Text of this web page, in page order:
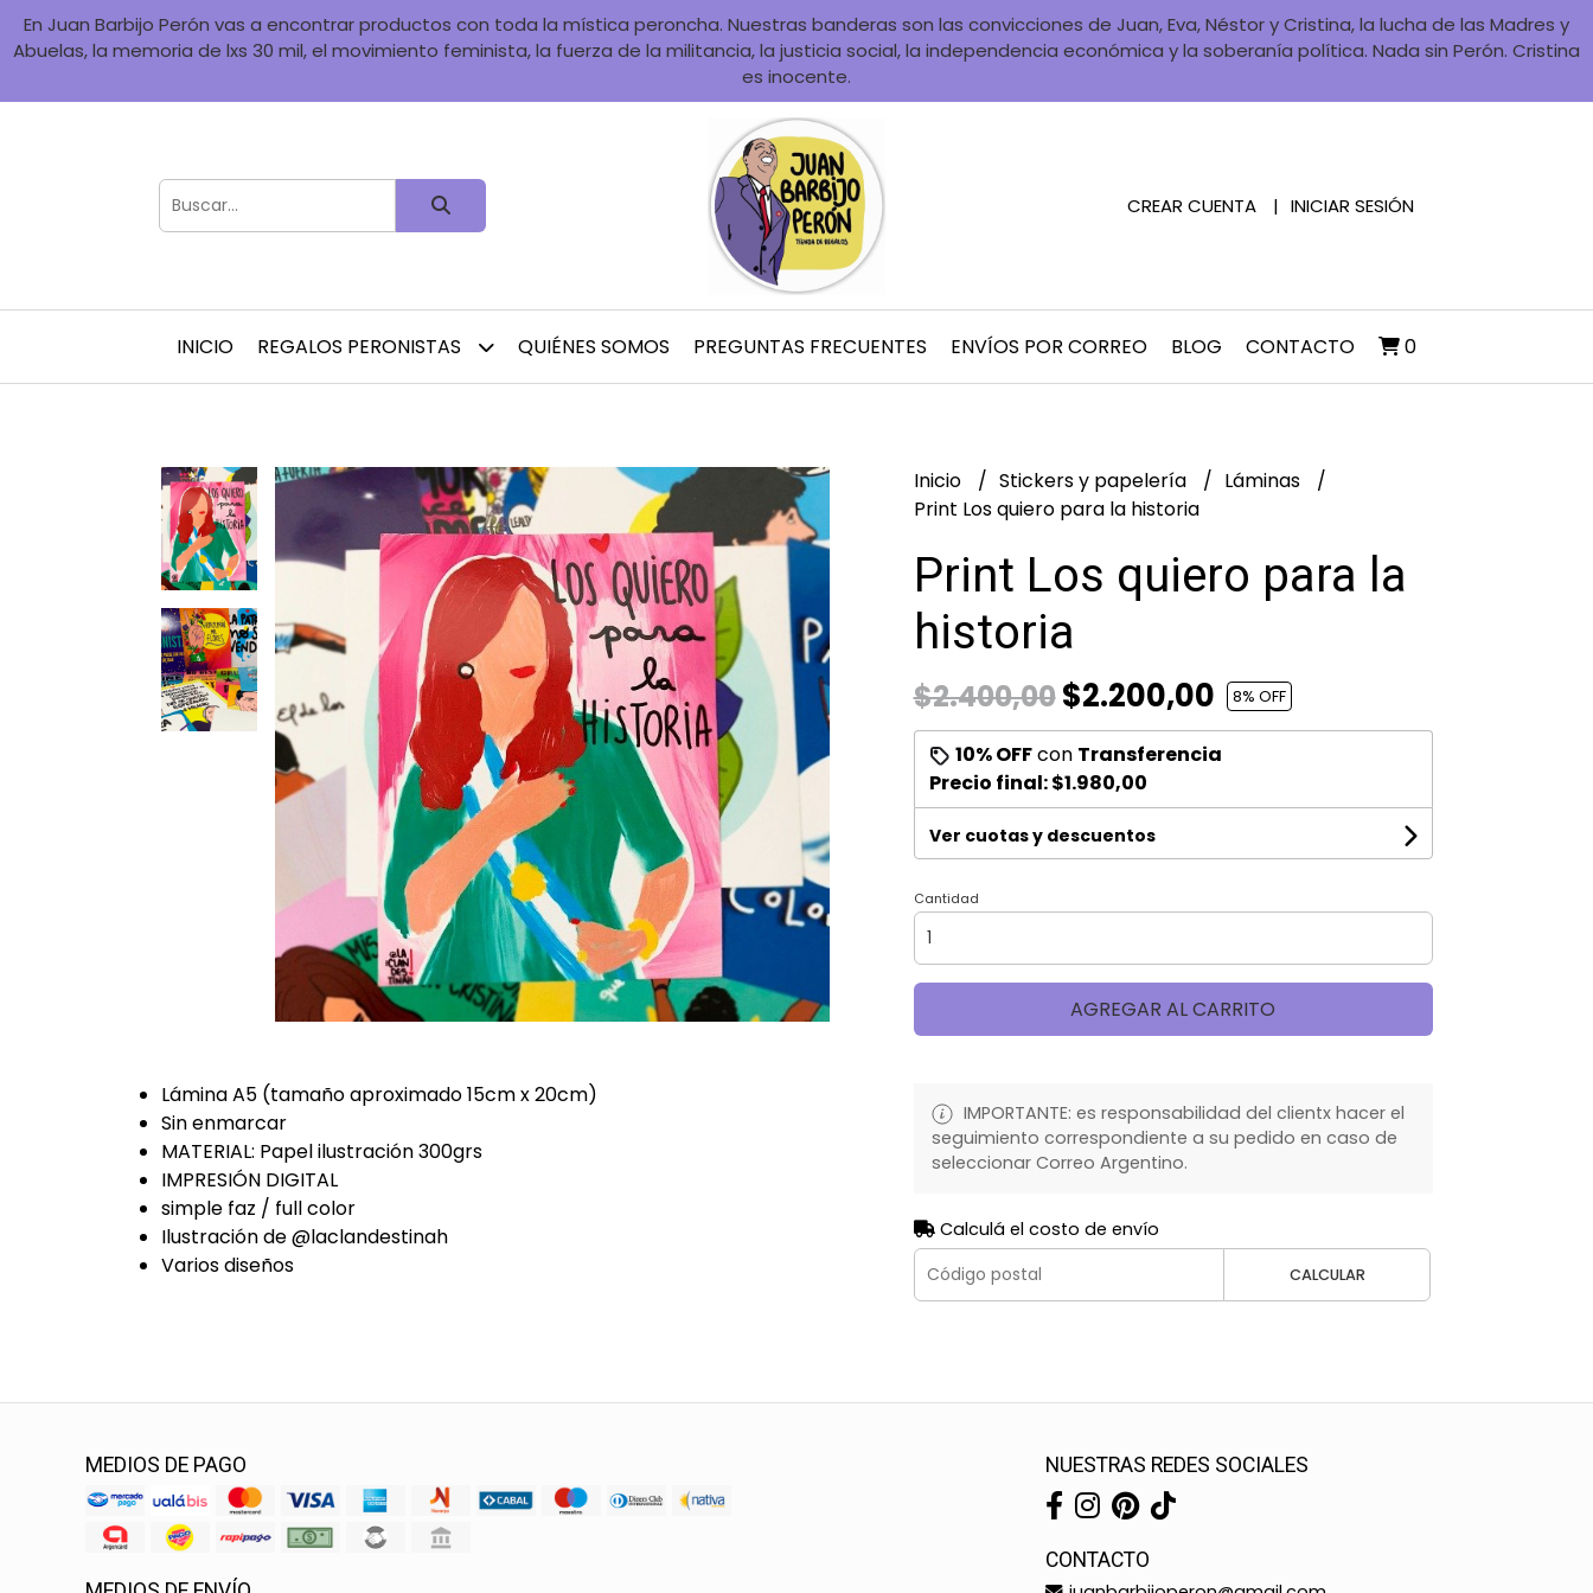
En Juan Barbijo Perón vas a encontrar productos con toda la mística peroncha. Nuestras banderas son las convicciones de Juan, Eva, Néstor y Cristina, la lucha de las Madres y
Abuelas, la memoria de lxs 30 mil, el movimiento feminista, la fuerza de la militancia, la justicia social, la independencia económica y la soberanía política. Nada sin Perón. Cristina
es inocente.
CREAR CUENTA INICIAR SESIÓN
INICIO REGALOS PERONISTAS QUIÉNES SOMOS PREGUNTAS FRECUENTES ENVÍOS POR CORREO BLOG CONTACTO 0
Lámina A5 (tamaño aproximado 15cm x 20cm)
Sin enmarcar
MATERIAL: Papel ilustración 300grs
IMPRESIÓN DIGITAL
simple faz / full color
Ilustración de @laclandestinah
Varios diseños
Inicio Stickers y papelería
Láminas
Print Los quiero para la historia
Print Los quiero para la
historia
$2.400,00$2.200,00 8% OFF
10% OFFcon Transferencia
Precio final:$1.980,00
Ver cuotas y descuentos
Cantidad
AGREGAR AL CARRITO
IMPORTANTE: es responsabilidad del clientx hacer el
seguimiento correspondiente a su pedido en caso de
seleccionar Correo Argentino.
Calculá el costo de envío
CALCULAR
MEDIOS DE PAGO NUESTRAS REDES SOCIALES
CONTACTO